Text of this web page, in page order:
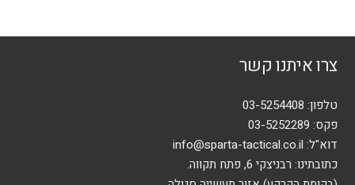
צרו איתנו קשר
טלפון: 03-5254408
פקס: 03-5252289
דוא"ל: info@sparta-tactical.co.il
כתובתינו: רבניצקי 6, פתח תקווה.